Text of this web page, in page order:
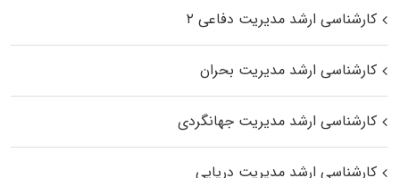
کارشناسی ارشد مدیریت دفاعی ۲
کارشناسی ارشد مدیریت بحران
کارشناسی ارشد مدیریت جهانگردی
کارشناسی ارشد مدیریت دریایی